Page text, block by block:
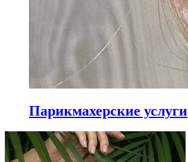
Парикмахерские услуги